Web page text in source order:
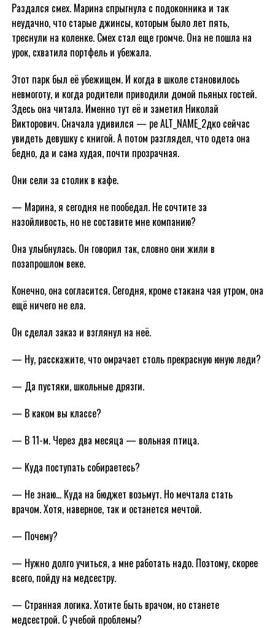
Раздался смех. Марина спрыгнула с подоконника и так
неудачно, что старые джинсы, которым было лет пять,
треснули на коленке. Смех стал еще громче. Она не пошла на
урок, схватила портфель и убежала.
Этот парк был её убежищем. И когда в школе становилось
невмоготу, и когда родители приводили домой пьяных гостей.
Здесь она читала. Именно тут её и заметил Николай
Викторович. Сначала удивился — ре ALT_NAME_2дко сейчас
увидеть девушку с книгой. А потом разглядел, что одета она
бедно, да и сама худая, почти прозрачная.
Они сели за столик в кафе.
— Марина, я сегодня не пообедал. Не сочтите за
назойливость, но не составите мне компанию?
Она улыбнулась. Он говорил так, словно они жили в
позапрошлом веке.
Конечно, она согласится. Сегодня, кроме стакана чая утром, она
ещё ничего не ела.
Он сделал заказ и взглянул на неё.
— Ну, расскажите, что омрачает столь прекрасную юную леди?
— Да пустяки, школьные дрязги.
— В каком вы классе?
— В 11-м. Через два месяца — вольная птица.
— Куда поступать собираетесь?
— Не знаю… Куда на бюджет возьмут. Но мечтала стать
врачом. Хотя, наверное, так и останется мечтой.
— Почему?
— Нужно долго учиться, а мне работать надо. Поэтому, скорее
всего, пойду на медсестру.
— Странная логика. Хотите быть врачом, но станете
медсестрой. С учебой проблемы?